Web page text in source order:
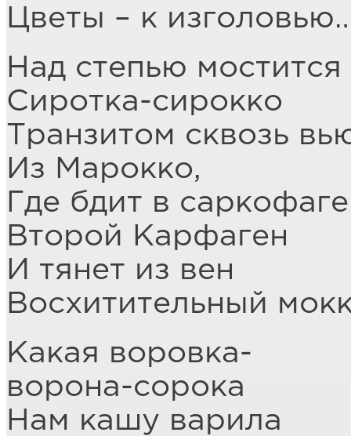
Цветы – к
Над степью мостится
Сиротка-сирокко
Транзитом сквозь
Из Марокко,
Где бдит в саркофаге
Второй Карфаген
И тянет из вен
Восхитительный
Какая воровка-
ворона-сорока
Нам кашу варила